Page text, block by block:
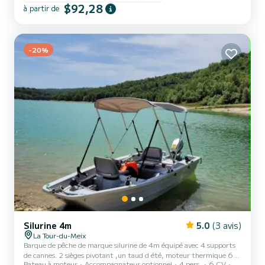
à partir de $92,28
-20%
Silurine 4m 5.0 (3 avis)
La Tour-du-Meix
Barque de pêche de marque silurine de 4m équipé avec 4 supports
de cannes. 2 sièges pivotant ,un taud d été, moteur thermique 6ch